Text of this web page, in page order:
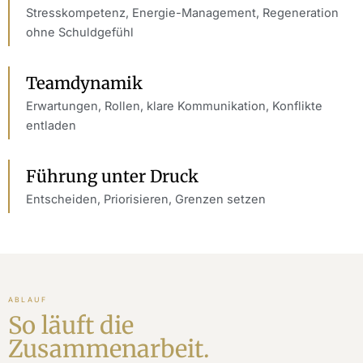
Stresskompetenz, Energie-Management, Regeneration
ohne Schuldgefühl
Teamdynamik
Erwartungen, Rollen, klare Kommunikation, Konflikte
entladen
Führung unter Druck
Entscheiden, Priorisieren, Grenzen setzen
ABLAUF
So läuft die
Zusammenarbeit.